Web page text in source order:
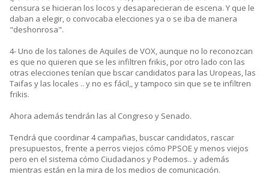
censura se hicieran los locos y desaparecieran de escena. Y que le
daban a elegir, o convocaba elecciones ya o se iba de manera
"deshonrosa".
4- Uno de los talones de Aquiles de VOX, aunque no lo reconozcan
es que no quieren que se les infiltren frikis, por otro lado con las
otras elecciones tenían que bscar candidatos para las Uropeas, las
Taifas y las locales .. y no es fácil,, y tampoco sin que se te infiltren
frikis.
Ahora además tendrán las al Congreso y Senado.
Tendrá que coordinar 4 campañas, buscar candidatos, rascar
presupuestos, frente a perros viejos cómo PPSOE y menos viejos
pero en el sistema cómo Ciudadanos y Podemos.. y además
mientras están en la mira de los medios de comunicación.